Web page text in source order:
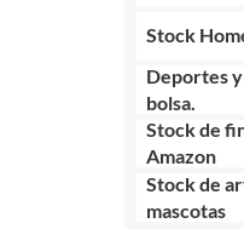
Stock
Deportes
bolsa.
Stock de
Amazon
Stock de
mascotas